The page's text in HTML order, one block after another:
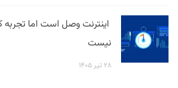
اینترنت وصل است اما تجربه
نیست
۲۸ تیر ۱۴۰۵